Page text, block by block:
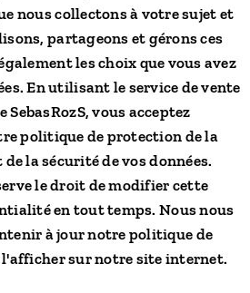
nous collectons à votre sujet et
partageons et gérons ces
les choix que vous avez
En utilisant le service de vente
vous acceptez
politique de protection de la
la sécurité de vos données.
le droit de modifier cette
en tout temps. Nous nous
à jour notre politique de
sur notre site internet.